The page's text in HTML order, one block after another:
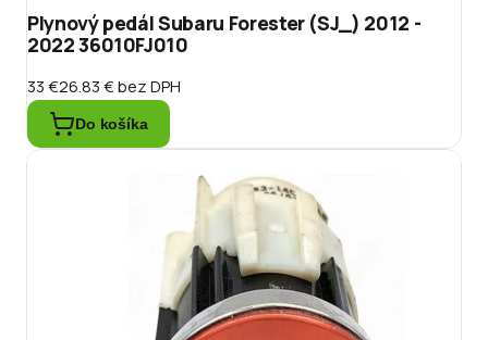
Plynový pedál Subaru Forester (SJ_) 2012 -
2022 36010FJ010
33 €26.83 €bez DPH
Do košíka